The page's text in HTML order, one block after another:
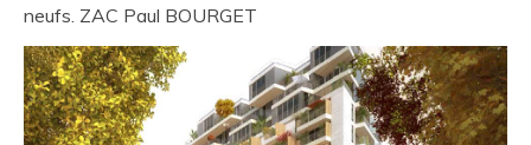
neufs. ZAC Paul BOURGET